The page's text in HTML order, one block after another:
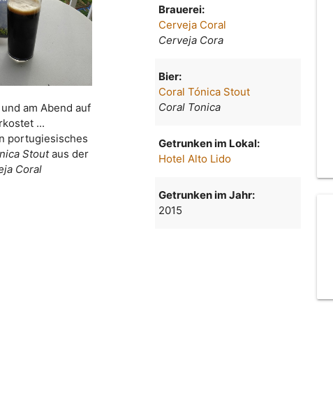
am Abend auf
...
portugiesisches
Stoutaus der
Coral
Brauerei:
Cerveja Coral
Cerveja Cora
Bier:
Coral Tónica Stout
Coral Tonica
Getrunken im Lokal:
Hotel Alto Lido
Getrunken im Jahr:
2015